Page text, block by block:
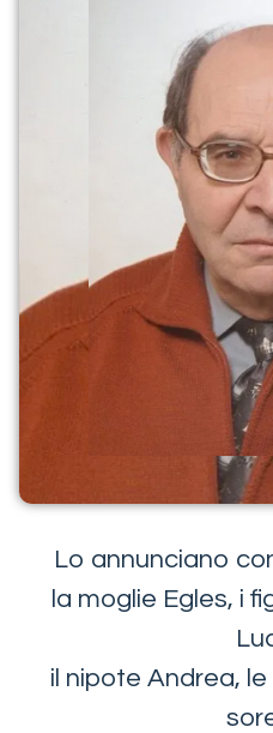
Lo annunciano
la moglie Egles, i
il nipote Andrea,